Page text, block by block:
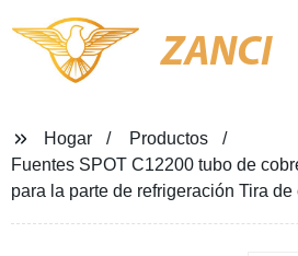
ZANCI
Hogar
Productos
Fuentes SPOT C12200 tubo de
para la parte de refrigeración Tira